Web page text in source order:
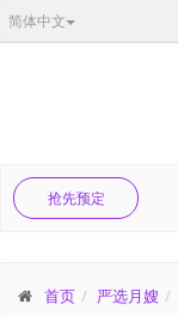
简体中文
抢先预定
首页 严选月嫂